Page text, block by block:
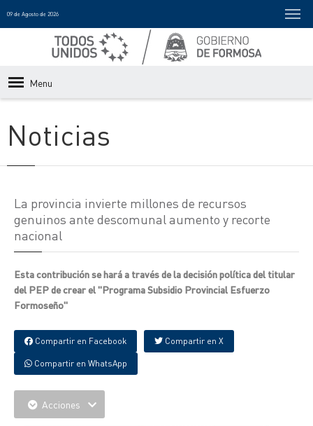
09 de Agosto de 2026
Menu
Noticias
La provincia invierte millones de recursos
genuinos ante descomunal aumento y recorte
nacional
Esta contribución se hará a través de la decisión política del titular
del PEP de crear el "Programa Subsidio Provincial Esfuerzo
Formoseño"
Compartir en Facebook Compartir en X
Compartir en WhatsApp
Acciones